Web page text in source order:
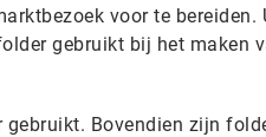
voor te
gebruikt bij het maken
Bovendien zijn